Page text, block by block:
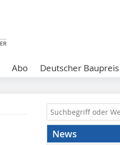
Abo Deutscher Baupreis
News